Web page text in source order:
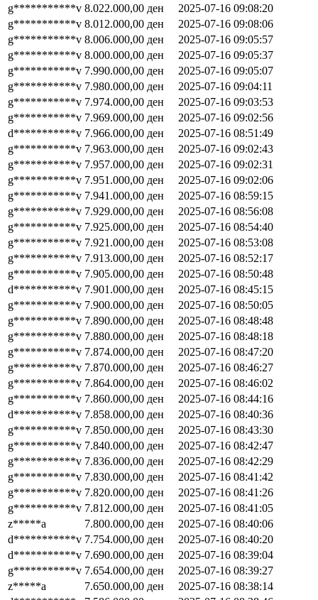
g***********v 8.022.000,00 ден
2025-07-16 09:08:20
g***********v 8.012.000,00 ден
2025-07-16 09:08:06
g***********v 8.006.000,00 ден
2025-07-16 09:05:57
g***********v 8.000.000,00 ден
2025-07-16 09:05:37
g***********v 7.990.000,00 ден
2025-07-16 09:05:07
g***********v 7.980.000,00 ден
2025-07-16 09:04:11
g***********v 7.974.000,00 ден
2025-07-16 09:03:53
g***********v 7.969.000,00 ден
2025-07-16 09:02:56
d***********v 7.966.000,00 ден
2025-07-16 08:51:49
g***********v 7.963.000,00 ден
2025-07-16 09:02:43
g***********v 7.957.000,00 ден
2025-07-16 09:02:31
g***********v 7.951.000,00 ден
2025-07-16 09:02:06
g***********v 7.941.000,00 ден
2025-07-16 08:59:15
g***********v 7.929.000,00 ден
2025-07-16 08:56:08
g***********v 7.925.000,00 ден
2025-07-16 08:54:40
g***********v 7.921.000,00 ден
2025-07-16 08:53:08
g***********v 7.913.000,00 ден
2025-07-16 08:52:17
g***********v 7.905.000,00 ден
2025-07-16 08:50:48
d***********v 7.901.000,00 ден
2025-07-16 08:45:15
g***********v 7.900.000,00 ден
2025-07-16 08:50:05
g***********v 7.890.000,00 ден
2025-07-16 08:48:48
g***********v 7.880.000,00 ден
2025-07-16 08:48:18
g***********v 7.874.000,00 ден
2025-07-16 08:47:20
g***********v 7.870.000,00 ден
2025-07-16 08:46:27
g***********v 7.864.000,00 ден
2025-07-16 08:46:02
g***********v 7.860.000,00 ден
2025-07-16 08:44:16
d***********v 7.858.000,00 ден
2025-07-16 08:40:36
g***********v 7.850.000,00 ден
2025-07-16 08:43:30
g***********v 7.840.000,00 ден
2025-07-16 08:42:47
g***********v 7.836.000,00 ден
2025-07-16 08:42:29
g***********v 7.830.000,00 ден
2025-07-16 08:41:42
g***********v 7.820.000,00 ден
2025-07-16 08:41:26
g***********v 7.812.000,00 ден
2025-07-16 08:41:05
z*****a
7.800.000,00 ден
2025-07-16 08:40:06
d***********v 7.754.000,00 ден
2025-07-16 08:40:20
d***********v 7.690.000,00 ден
2025-07-16 08:39:04
g***********v 7.654.000,00 ден
2025-07-16 08:39:27
z*****a
7.650.000,00 ден
2025-07-16 08:38:14